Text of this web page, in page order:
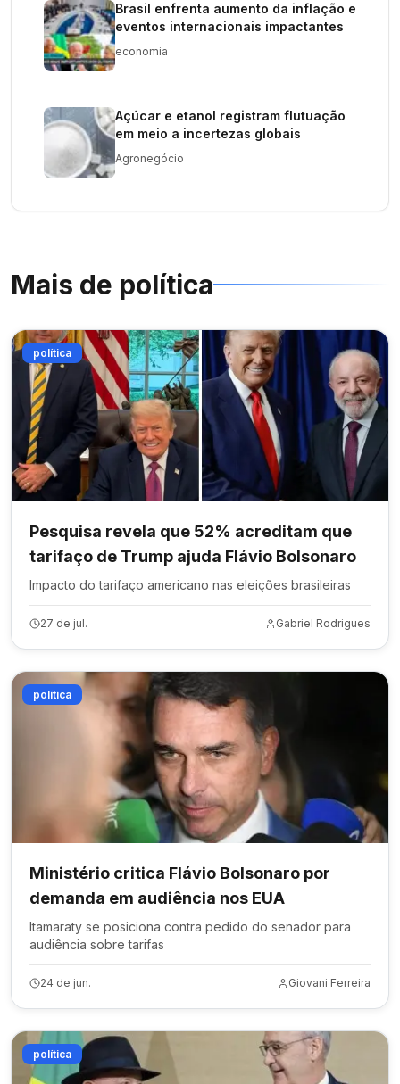
Brasil enfrenta aumento da inflação e
eventos internacionais impactantes
economia
Açúcar e etanol registram flutuação
em meio a incertezas globais
Agronegócio
Mais de política
política
Pesquisa revela que 52% acreditam que
tarifaço de Trump ajuda Flávio Bolsonaro
Impacto do tarifaço americano nas eleições brasileiras
27 de jul. Gabriel Rodrigues
política
Ministério critica Flávio Bolsonaro por
demanda em audiência nos EUA
Itamaraty se posiciona contra pedido do senador para
audiência sobre tarifas
24 de jun. Giovani Ferreira
política